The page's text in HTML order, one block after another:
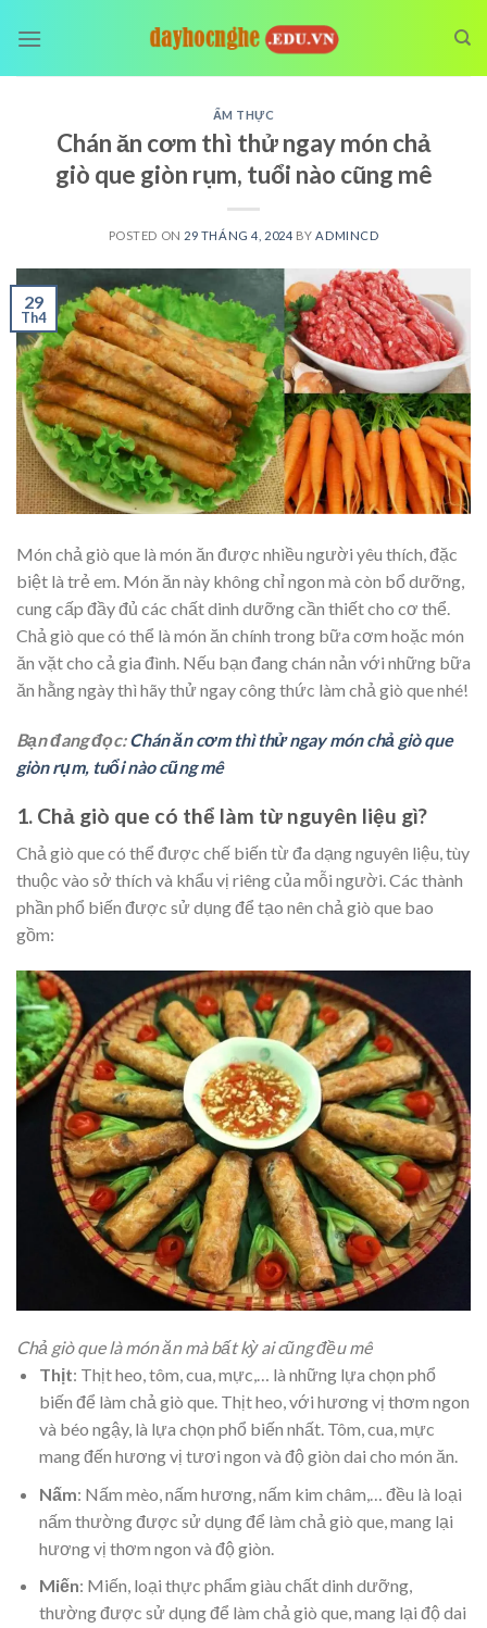
ẨM THỰC
Chán ăn cơm thì thử ngay món chả
giò que giòn rụm, tuổi nào cũng mê
POSTED ON 29 THÁNG 4, 2024 BY ADMINCD
29
Th4
Món chả giò que là món ăn được nhiều người yêu thích, đặc
biệt là trẻ em. Món ăn này không chỉ ngon mà còn bổ dưỡng,
cung cấp đầy đủ các chất dinh dưỡng cần thiết cho cơ thể.
Chả giò que có thể là món ăn chính trong bữa cơm hoặc món
ăn vặt cho cả gia đình. Nếu bạn đang chán nản với những bữa
ăn hằng ngày thì hãy thử ngay công thức làm chả giò que nhé!
Bạn đang đọc:Chán ăn cơm thì thử ngay món chả giò que
giòn rụm, tuổi nào cũng mê
1. Chả giò que có thể làm từ nguyên liệu gì?
Chả giò que có thể được chế biến từ đa dạng nguyên liệu, tùy
thuộc vào sở thích và khẩu vị riêng của mỗi người. Các thành
phần phổ biến được sử dụng để tạo nên chả giò que bao
gồm:
Chả giò que là món ăn mà bất kỳ ai cũng đều mê
Thịt: Thịt heo, tôm, cua, mực,… là những lựa chọn phổ
biến để làm chả giò que. Thịt heo, với hương vị thơm ngon
và béo ngậy, là lựa chọn phổ biến nhất. Tôm, cua, mực
mang đến hương vị tươi ngon và độ giòn dai cho món ăn.
Nấm: Nấm mèo, nấm hương, nấm kim châm,… đều là loại
nấm thường được sử dụng để làm chả giò que, mang lại
hương vị thơm ngon và độ giòn.
Miến: Miến, loại thực phẩm giàu chất dinh dưỡng,
thường được sử dụng để làm chả giò que, mang lại độ dai